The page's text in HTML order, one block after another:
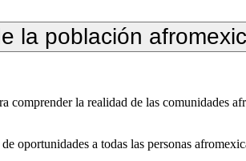
la población
la realidad de las comunidades
a todas las personas